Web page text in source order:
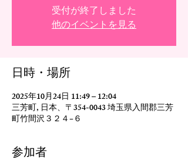
受付が終了しました
他のイベントを見る
日時・場所
2025年10月24日 11:49 – 12:04
三芳町, 日本、〒354-0043 埼玉県入間郡三芳
町竹間沢３２４−６
参加者